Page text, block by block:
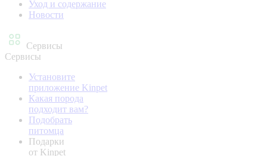
Уход и содержание
Новости
Сервисы
Сервисы
Установите
приложение Kinpet
Какая порода
подходит вам?
Подобрать
питомца
Подарки
от Kinpet